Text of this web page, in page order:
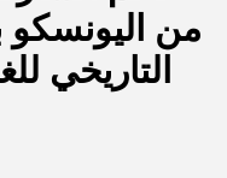
من اليونسكو
التاريخي